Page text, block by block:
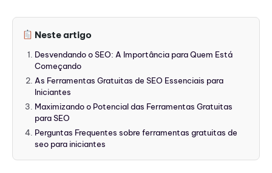
Neste artigo
Desvendando o SEO: A Importância para Quem Está
Começando
As Ferramentas Gratuitas de SEO Essenciais para
Iniciantes
Maximizando o Potencial das Ferramentas Gratuitas
para SEO
Perguntas Frequentes sobre ferramentas gratuitas de
seo para iniciantes